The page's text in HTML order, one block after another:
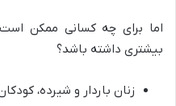
اما برای چه کسانی ممکن
بیشتری داشته باشد؟
زنان باردار و شیرده،